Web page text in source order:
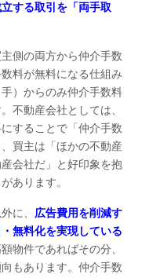
する取引を「両手取
側の両方から仲介手数
料が無料になる仕組み
）からのみ仲介手数料
不動産会社としては、
することで「仲介手数
買主は「ほかの不動産
会社だ」と好印象を抱
あります。
に、 広告費用を削減す
無料化を実現している
物件であればその分、
もあります。仲介手数